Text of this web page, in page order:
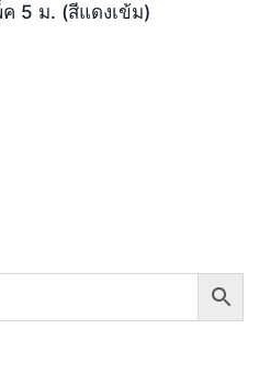
5 ม. (สีแดงเข้ม)